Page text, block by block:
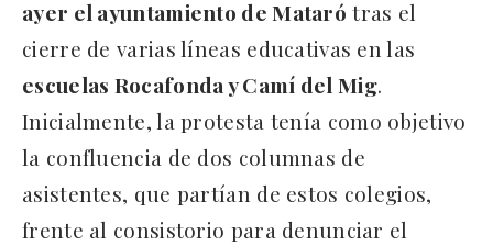
ayer el ayuntamiento de Mataró tras el
cierre de varias líneas educativas en las
escuelas Rocafonda y Camí del Mig.
Inicialmente, la protesta tenía como objetivo
la confluencia de dos columnas de
asistentes, que partían de estos colegios,
frente al consistorio para denunciar el